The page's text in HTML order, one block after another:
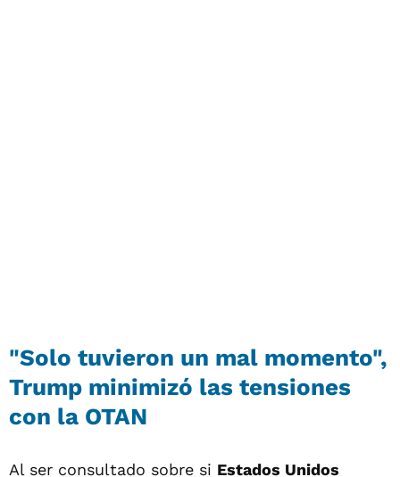
"Solo tuvieron un mal momento",
Trump minimizó las tensiones
con la OTAN
Al ser consultado sobre si Estados Unidos